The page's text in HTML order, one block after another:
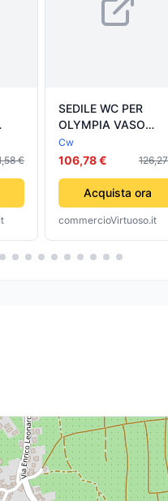
1 €
SEDILE WC PER
OLYMPIA VASO
IMPERO FORMA 2-
Noce Scuro- CW-
Cw
106,78 €
Acquista ora
commercioVirtuoso.it